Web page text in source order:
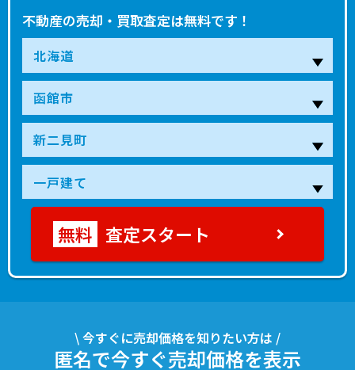
不動産の売却・買取査定は無料です！
査定スタート
\ 今すぐに売却価格を知りたい方は /
匿名で今すぐ売却価格を表示